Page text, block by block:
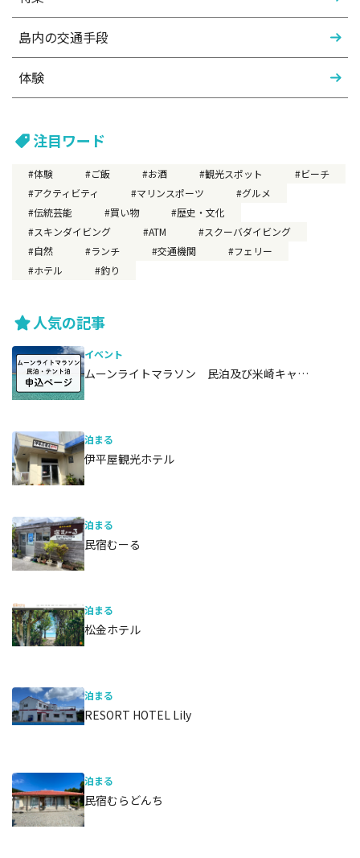
島内の交通手段
体験
注目ワード
体験 ご飯 お酒 観光スポット
ビーチ
アクティビティ
マリンスポーツ
グルメ
伝統芸能
買い物
歴史・文化
スキンダイビング
ATM
スクーバダイビング
自然
ランチ 交通機関
フェリー
ホテル
釣り
人気の記事
イベント
ムーンライトマラソン 民泊及び米崎キャ…
泊まる
伊平屋観光ホテル
泊まる
民宿むーる
泊まる
松金ホテル
泊まる
RESORT HOTEL Lily
泊まる
民宿むらどんち